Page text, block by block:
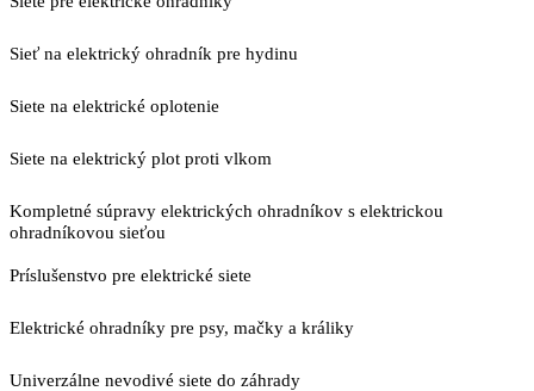
Sieť na elektrický ohradník pre hydinu
Siete na elektrické oplotenie
Siete na elektrický plot proti vlkom
Kompletné súpravy elektrických ohradníkov s elektrickou
ohradníkovou sieťou
Príslušenstvo pre elektrické siete
Elektrické ohradníky pre psy, mačky a králiky
Univerzálne nevodivé siete do záhrady